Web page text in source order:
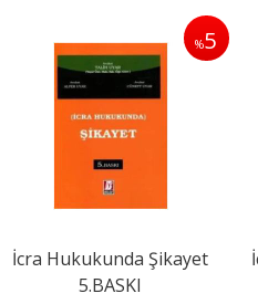
HATEMİ/
Hukuku Genel Bölüm...
Filiz Kitabevi
,00 1.187
%5
İcra Hukukunda Şikayet
5.BASKI